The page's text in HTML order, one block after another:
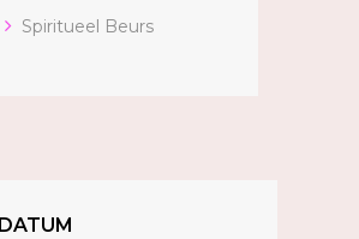
Spiritueel Beurs
DATUM